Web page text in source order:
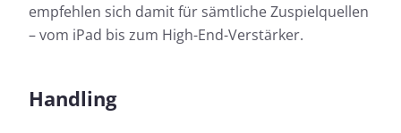
empfehlen sich damit für sämtliche Zuspielquellen
– vom iPad bis zum High-End-Verstärker.
Handling